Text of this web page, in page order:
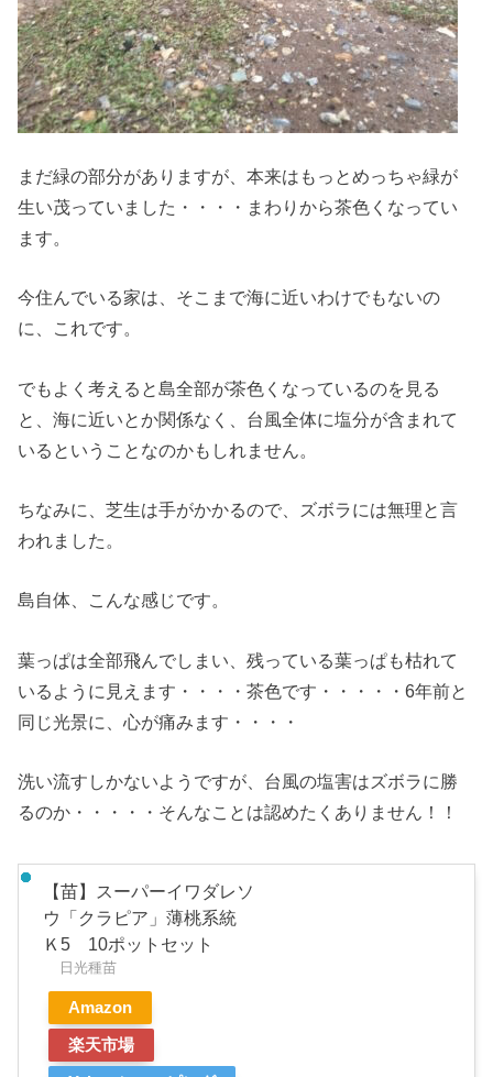
まだ緑の部分がありますが、本来はもっとめっちゃ緑が
生い茂っていました・・・・まわりから茶色くなってい
ます。
今住んでいる家は、そこまで海に近いわけでもないの
に、これです。
でもよく考えると島全部が茶色くなっているのを見る
と、海に近いとか関係なく、台風全体に塩分が含まれて
いるということなのかもしれません。
ちなみに、芝生は手がかかるので、ズボラには無理と言
われました。
島自体、こんな感じです。
葉っぱは全部飛んでしまい、残っている葉っぱも枯れて
いるように見えます・・・・茶色です・・・・・6年前と
同じ光景に、心が痛みます・・・・
洗い流すしかないようですが、台風の塩害はズボラに勝
るのか・・・・・そんなことは認めたくありません！！
【苗】スーパーイワダレソ
ウ「クラピア」薄桃系統
Ｋ5 10ポットセット
日光種苗
Amazon
楽天市場